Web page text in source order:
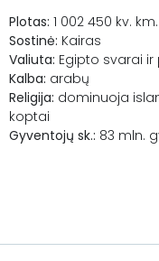
Plotas: 1 002 450 kv. km.
Sostinė: Kairas
Valiuta: Egipto svarai
Kalba: arabų
Religija: dominuoja
koptai
Gyventojų sk.: 83 mln.